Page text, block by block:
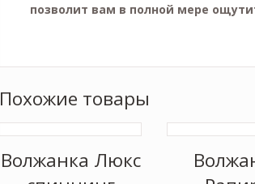
позволит вам в полной мере
Похожие товары
Волжанка Люкс